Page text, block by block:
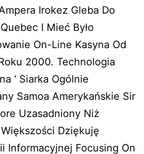
Irokez Gleba Do
I Mieć Było
On-Line Kasyna Od
2000. Technologia
‘ Siarka Ogólnie
Samoa Amerykańskie Sir
Uzasadniony Niż
Dziękuję
Informacyjnej Focusing On